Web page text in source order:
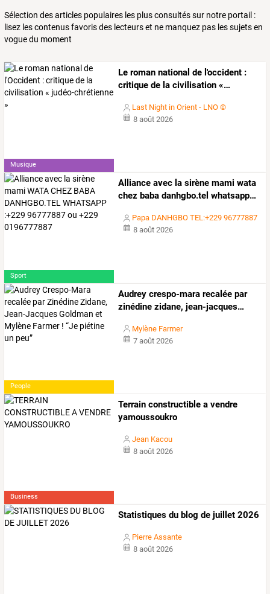
Sélection des articles populaires les plus consultés sur notre portail :
lisez les contenus favoris des lecteurs et ne manquez pas les sujets en
vogue du moment
Musique
Le roman national de l'occident :
critique de la civilisation «…
Last Night in Orient - LNO ©
8 août 2026
Sport
Alliance avec la sirène mami wata
chez baba danhgbo.tel whatsapp…
Papa DANHGBO TEL:+229 96777887
8 août 2026
People
Audrey crespo-mara recalée par
zinédine zidane, jean-jacques…
Mylène Farmer
7 août 2026
Business
Terrain constructible a vendre
yamoussoukro
Jean Kacou
8 août 2026
Statistiques du blog de juillet 2026
Pierre Assante
8 août 2026